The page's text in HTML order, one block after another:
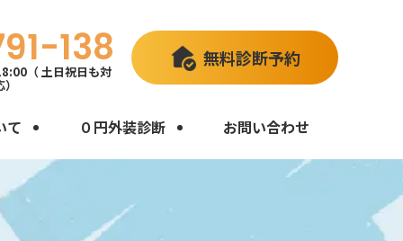
て ０円外装診断 お問い合わせ
138
（ 土日祝日も対
無料診断予約